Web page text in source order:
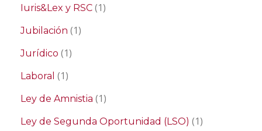
Iuris&Lex y RSC (1)
Jubilación (1)
Jurídico (1)
Laboral (1)
Ley de Amnistia (1)
Ley de Segunda Oportunidad (LSO) (1)